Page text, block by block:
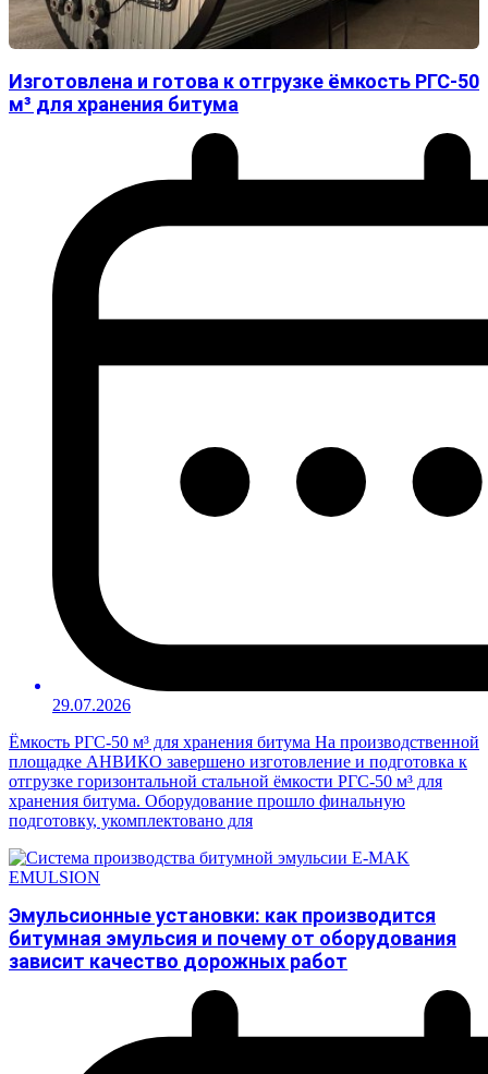
Изготовлена и готова к отгрузке ёмкость РГС-50
м³ для хранения битума
29.07.2026
Ёмкость РГС-50 м³ для хранения битума На производственной
площадке АНВИКО завершено изготовление и подготовка к
отгрузке горизонтальной стальной ёмкости РГС-50 м³ для
хранения битума. Оборудование прошло финальную
подготовку, укомплектовано для
Эмульсионные установки: как производится
битумная эмульсия и почему от оборудования
зависит качество дорожных работ